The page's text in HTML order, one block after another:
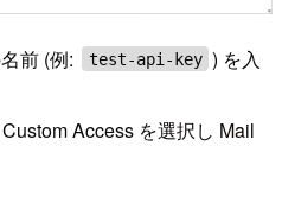
前 (例: test-api-key ) を入
Access を選択し Mail